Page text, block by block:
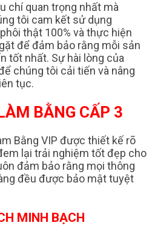
chí quan trọng nhất mà
tôi cam kết sử dụng
thật 100% và thực hiện
để đảm bảo rằng mỗi sản
tốt nhất. Sự hài lòng của
chúng tôi cải tiến và nâng
tục.
BẰNG CẤP 3
Bằng VIP được thiết kế rõ
lại trải nghiệm tốt đẹp cho
đảm bảo rằng mọi thông
đều được bảo mật tuyệt
MINH BẠCH